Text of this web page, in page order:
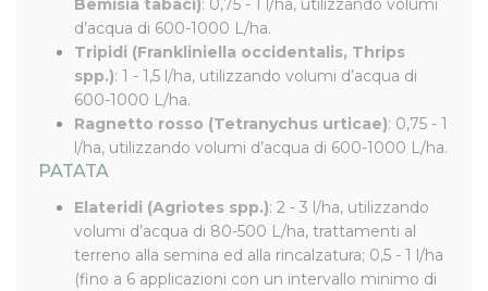
d’acqua di 600-1000 L/ha.
Tripidi (Frankliniella occidentalis, Thrips
spp.): 1 - 1,5 l/ha, utilizzando volumi d’acqua di
600-1000 L/ha.
Ragnetto rosso (Tetranychus urticae): 0,75 - 1
l/ha, utilizzando volumi d’acqua di 600-1000 L/ha.
PATATA
Elateridi (Agriotes spp.): 2 - 3 l/ha, utilizzando
volumi d’acqua di 80-500 L/ha, trattamenti al
terreno alla semina ed alla rincalzatura; 0,5 - 1 l/ha
(fino a 6 applicazioni con un intervallo minimo di